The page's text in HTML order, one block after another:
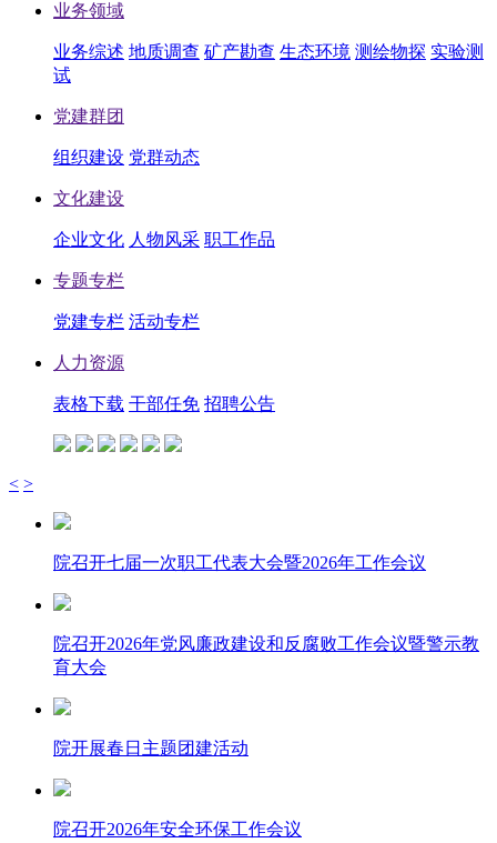
业务领域
业务综述 地质调查 矿产勘查 生态环境 测绘物探 实验测
试
党建群团
组织建设 党群动态
文化建设
企业文化 人物风采 职工作品
专题专栏
党建专栏 活动专栏
人力资源
表格下载 干部任免 招聘公告
< >
院召开七届一次职工代表大会暨2026年工作会议
院召开2026年党风廉政建设和反腐败工作会议暨警示教
育大会
院开展春日主题团建活动
院召开2026年安全环保工作会议